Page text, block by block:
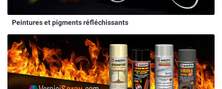
Peintures et pigments réfléchissants